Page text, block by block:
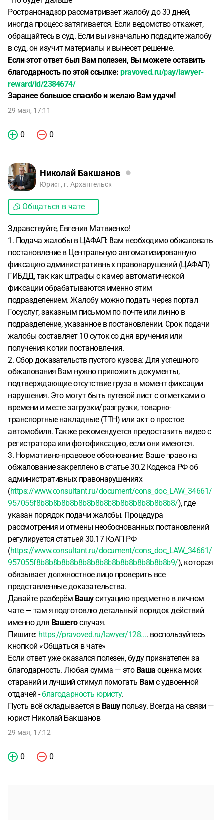
Ространснадзор рассматривает жалобу до 30 дней,
иногда процесс затягивается. Если ведомство откажет,
обращайтесь в суд. Если вы изначально подадите жалобу
в суд, он изучит материалы и вынесет решение.
Если этот ответ был Вам полезен, Вы можете оставить
благодарность по этой ссылке: pravoved.ru/pay/lawyer-
reward/id/2384674/
Заранее большое спасибо и желаю Вам удачи!
29 мая, 17:11
0 0
Николай Бакшанов
Юрист, г. Архангельск
Общаться в чате
Здравствуйте, Евгения Матвиенко!
1. Подача жалобы в ЦАФАП: Вам необходимо обжаловать
постановление в Центральную автоматизированную
фиксацию административных правонарушений (ЦАФАП)
ГИБДД, так как штрафы с камер автоматической
фиксации обрабатываются именно этим
подразделением. Жалобу можно подать через портал
Госуслуг, заказным письмом по почте или лично в
подразделение, указанное в постановлении. Срок подачи
жалобы составляет 10 суток со дня вручения или
получения копии постановления.
2. Сбор доказательств пустого кузова: Для успешного
обжалования Вам нужно приложить документы,
подтверждающие отсутствие груза в момент фиксации
нарушения. Это могут быть путевой лист с отметками о
времени и месте загрузки/разгрузки, товарно-
транспортные накладные (ТТН) или акт о простое
автомобиля. Также рекомендуется предоставить видео с
регистратора или фотофиксацию, если они имеются.
3. Нормативно-правовое обоснование: Ваше право на
обжалование закреплено в статье 30.2 Кодекса РФ об
административных правонарушениях
(https://www.consultant.ru/document/cons_doc_LAW_34661/
957055f8b8b8b8b8b8b8b8b8b8b8b8b8b8b8b8b8/), где
указан порядок подачи жалобы. Процедура
рассмотрения и отмены необоснованных постановлений
регулируется статьей 30.17 КоАП РФ
(https://www.consultant.ru/document/cons_doc_LAW_34661/
957055f8b8b8b8b8b8b8b8b8b8b8b8b8b8b8b8b9/), которая
обязывает должностное лицо проверить все
представленные доказательства.
Давайте разберём Вашуситуацию предметно в личном
чате — там я подготовлю детальный порядок действий
именно для Вашегослучая.
Пишите: https://pravoved.ru/lawyer/128.... воспользуйтесь
кнопкой «Общаться в чате»
Если ответ уже оказался полезен, буду признателен за
благодарность. Любая сумма — это Ваша оценка моих
стараний и лучший стимул помогать Вам с удвоенной
отдачей -благодарность юристу.
Пусть всё складывается в Вашупользу. Всегда на связи —
юрист Николай Бакшанов
29 мая, 17:12
0 0